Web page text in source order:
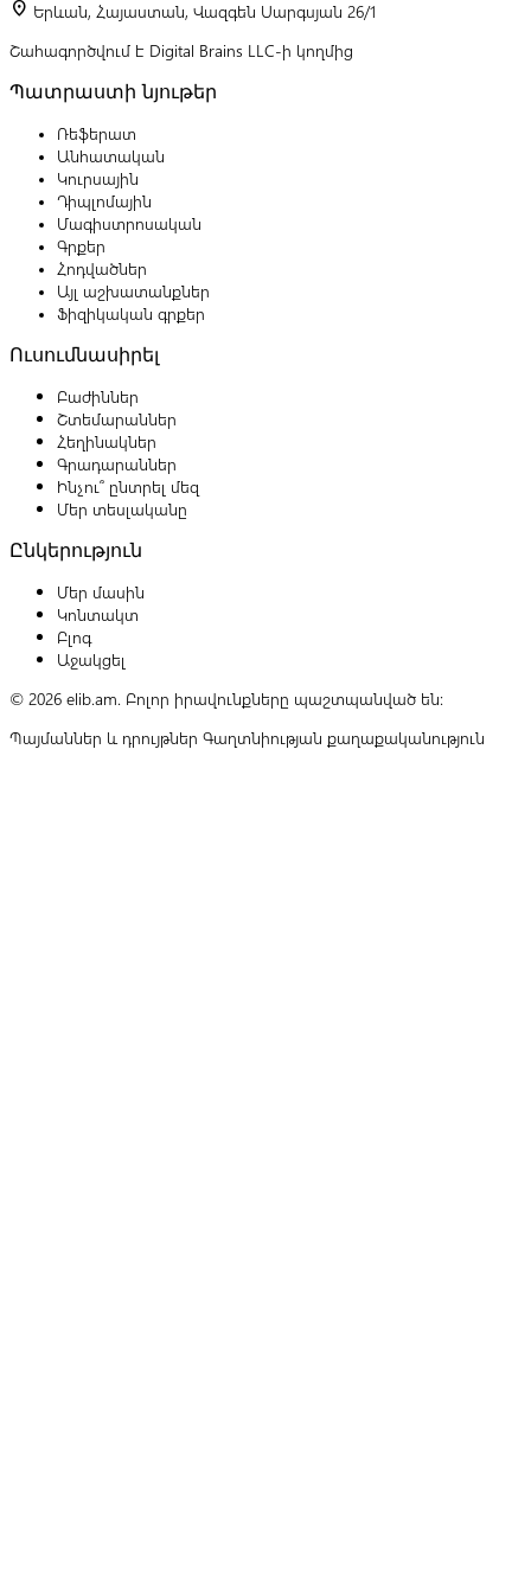
location_on Երևան, Հայաստան, Վազգեն Սարգսյան 26/1
Շահագործվում է Digital Brains LLC-ի կողմից
Պատրաստի նյութեր
Ռեֆերատ
Անհատական
Կուրսային
Դիպլոմային
Մագիստրոսական
Գրքեր
Հոդվածներ
Այլ աշխատանքներ
Ֆիզիկական գրքեր
Ուսումնասիրել
Բաժիններ
Շտեմարաններ
Հեղինակներ
Գրադարաններ
Ինչու՞ ընտրել մեզ
Մեր տեսլականը
Ընկերություն
Մեր մասին
Կոնտակտ
Բլոգ
Աջակցել
© 2026 elib.am. Բոլոր իրավունքները պաշտպանված են:
Պայմաններ և դրույթներ Գաղտնիության քաղաքականություն